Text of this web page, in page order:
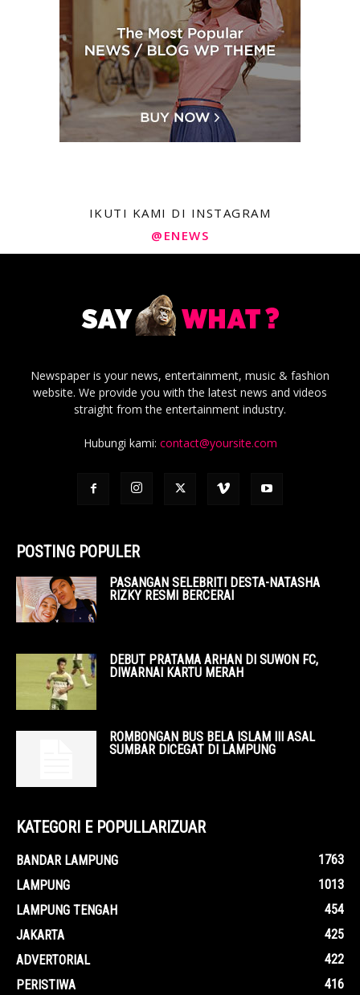
IKUTI KAMI DI INSTAGRAM
@ENEWS
Newspaper is your news, entertainment, music & fashion
website. We provide you with the latest news and videos
straight from the entertainment industry.
Hubungi kami: contact@yoursite.com
POSTING POPULER
PASANGAN SELEBRITI DESTA-NATASHA
RIZKY RESMI BERCERAI
DEBUT PRATAMA ARHAN DI SUWON FC,
DIWARNAI KARTU MERAH
ROMBONGAN BUS BELA ISLAM III ASAL
SUMBAR DICEGAT DI LAMPUNG
KATEGORI E POPULLARIZUAR
BANDAR LAMPUNG
1763
LAMPUNG
1013
LAMPUNG TENGAH
454
JAKARTA
425
ADVERTORIAL
422
PERISTIWA
416